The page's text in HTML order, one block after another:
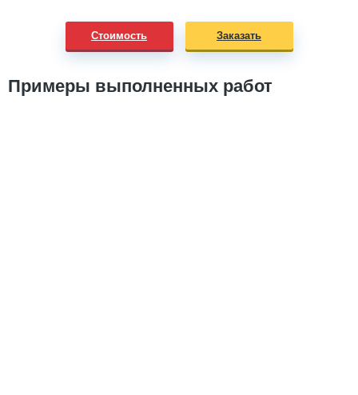
Стоимость Заказать
Примеры выполненных работ